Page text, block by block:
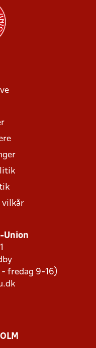
vilkår
Union
- fredag 9-16)